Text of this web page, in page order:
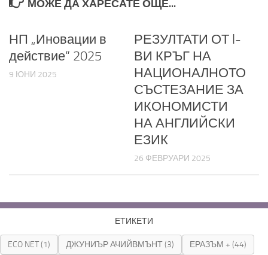
МОЖЕ ДА ХАРЕСАТЕ ОЩЕ...
НП „Иновации в
действие“ 2025
9 ЮНИ 2025
РЕЗУЛТАТИ ОТ I-
ВИ КРЪГ НА
НАЦИОНАЛНОТО
СЪСТЕЗАНИЕ ЗА
ИКОНОМИСТИ
НА АНГЛИЙСКИ
ЕЗИК
26 ФЕВРУАРИ 2025
ЕТИКЕТИ
ECO NET(1) ДЖУНИЪР АЧИЙВМЪНТ(3) ЕРАЗЪМ + (44)